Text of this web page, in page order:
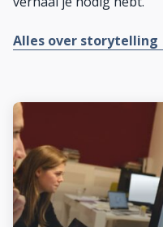
Alles over storytelling